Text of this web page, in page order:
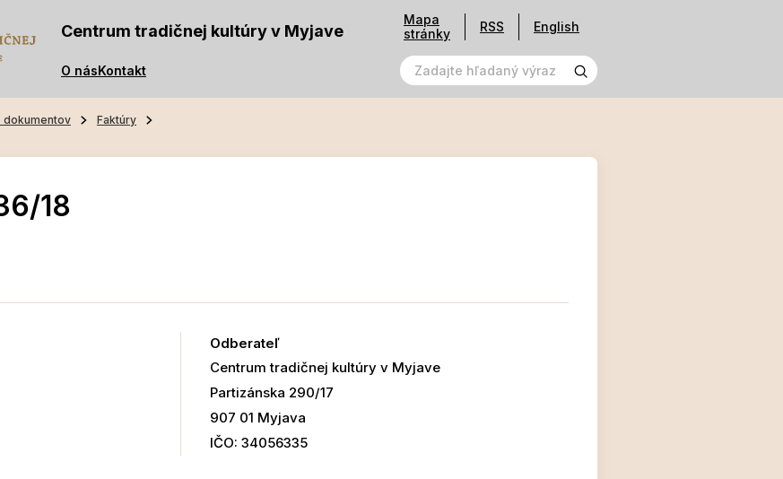
Centrum tradičnej kultúry v Myjave
O násKontakt
Mapa
stránky
RSS English
dokumentov Faktúry
18
Odberateľ
Centrum tradičnej kultúry v Myjave
Partizánska 290/17
907 01 Myjava
IČO: 34056335